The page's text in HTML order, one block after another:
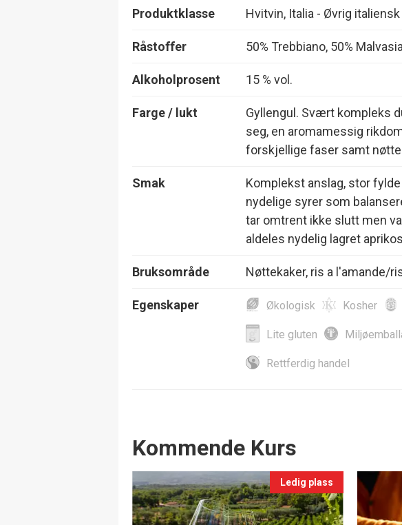
Produktklasse Hvitvin, Italia - Øvrig italiensk
Råstoffer 50% Trebbiano, 50% Malvasia
Alkoholprosent 15 % vol.
Farge / lukt
Gyllengul. Svært kompleks
seg, en aromamessig
forskjellige faser samt
Smak
Komplekst anslag, stor
nydelige syrer som
tar omtrent ikke slutt men
aldeles nydelig lagret
Bruksområde Nøttekaker, ris a l'amande/
Egenskaper Økologisk Kosher
Lite gluten
Rettferdig handel
Events
Kommende Kurs
Ledig plass